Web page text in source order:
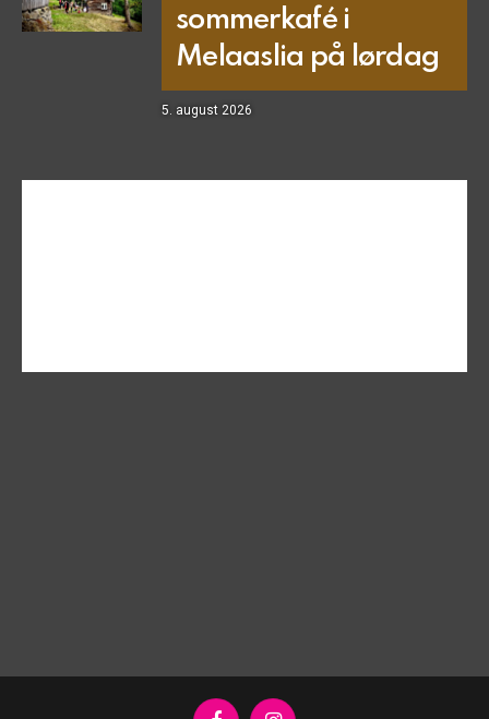
sommerkafé i
Melaaslia på lørdag
5. august 2026